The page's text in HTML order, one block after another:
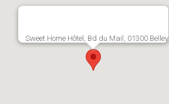
Sweet Home Hôtel, Bd du Mail, 01300 Belley